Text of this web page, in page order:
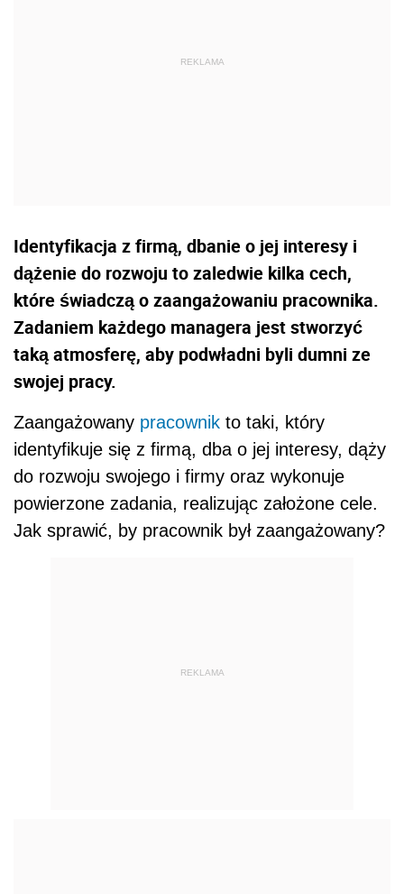
Identyfikacja z firmą, dbanie o jej interesy i
dążenie do rozwoju to zaledwie kilka cech,
które świadczą o zaangażowaniu pracownika.
Zadaniem każdego managera jest stworzyć
taką atmosferę, aby podwładni byli dumni ze
swojej pracy.
Zaangażowany pracownik to taki, który
identyfikuje się z firmą, dba o jej interesy, dąży
do rozwoju swojego i firmy oraz wykonuje
powierzone zadania, realizując założone cele.
Jak sprawić, by pracownik był zaangażowany?
REKLAMA